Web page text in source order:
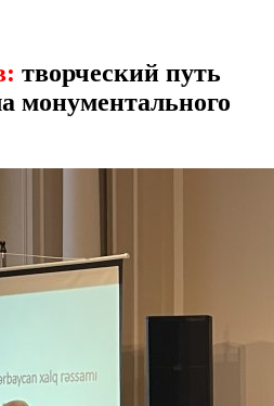
творческий путь
монументального